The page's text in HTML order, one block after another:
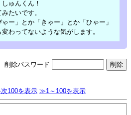
ゅんくん！
たいです。
ー」とか「きゃー」とか「ひゃー」
わってないような気がします。
削除パスワード
100を表示 ≫1～100を表示